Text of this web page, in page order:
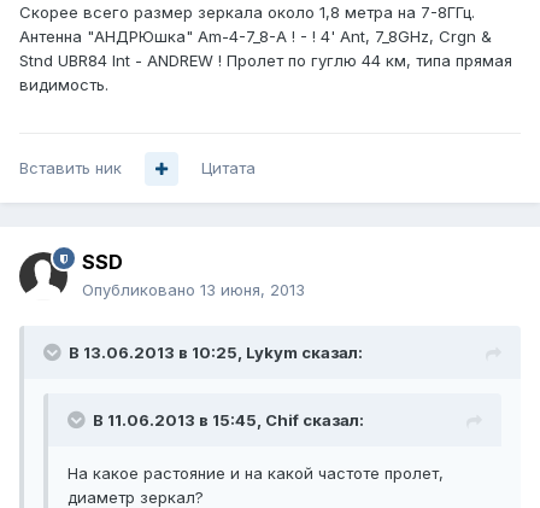
Скорее всего размер зеркала около 1,8 метра на 7-8ГГц.
Антенна "АНДРЮшка" Am-4-7_8-A ! - ! 4' Ant, 7_8GHz, Crgn &
Stnd UBR84 Int - ANDREW ! Пролет по гуглю 44 км, типа прямая
видимость.
Вставить ник Цитата
SSD
Опубликовано 13 июня, 2013
В 13.06.2013 в 10:25, Lykym сказал:
В 11.06.2013 в 15:45, Chif сказал:
На какое растояние и на какой частоте пролет,
диаметр зеркал?